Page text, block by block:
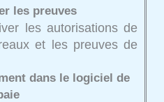
les preuves
les autorisations de
et les preuves de
dans le logiciel de